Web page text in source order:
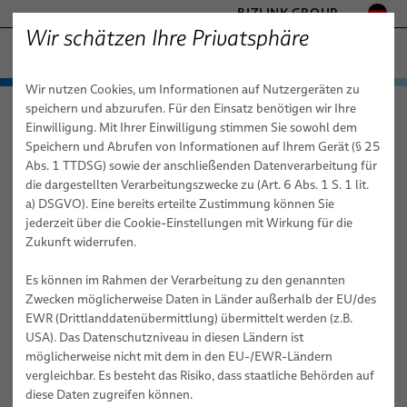
BIZLINK GROUP
− ENGINEERED SOLUTIONS
FABRIKAUTOMATION & MASCHINENBAU
MARINE
MOBILITÄT
HALBLEITERTECHNIK
TELECOM & NETWORKING
SILICONE CABLE SOLUTIONS
Produkte & Dienstleistungen
Medizinkabel
Kundenspezifische Kabelmeterware
Standard- & Spezial-Kupferkabel
Faser-Optik-Kabel
elocab Miniaturkabel
Flachkabel
elocab Endoskopiekabel
Patientenmonitoring-Kabel
Kabelsysteme für Medizintechnik
Kabelbäume & -systeme
Kundenspezifische Medizinkabel
Medizinische Einwegkabel
Kabel-Subsysteme
Umspritzte Stecker, Tüllen und Verzweigungen
elocab Endoskopie-Kabelsysteme
Medizintechnische Systeme
Medizinische Robotik
PULSAR® - modulare Plattform für medizinische Robotik
ORION Patientenpositioniersystem von BizLink
Dienstleistungen
Beratung, Engineering & Design
Build-to-Print
Systemtechnik / Baugruppenmontage
Individuelle Logistikkonzepte
Anwendungen
Diagnostische Bildgebung
Röntgen
Mammographie
Computertomographie
Magnetresonanztomographie (MRT)
Endoskopie
Inner Body
Gesundheitswesen Anwendungen Dentaltechnik
Dentaltechnik
Wir schätzen Ihre Privatsphäre
Wir nutzen Cookies, um Informationen auf Nutzergeräten zu
speichern und abzurufen. Für den Einsatz benötigen wir Ihre
Einwilligung. Mit Ihrer Einwilligung stimmen Sie sowohl dem
Speichern und Abrufen von Informationen auf Ihrem Gerät (§ 25
Abs. 1 TTDSG) sowie der anschließenden Datenverarbeitung für
die dargestellten Verarbeitungszwecke zu (Art. 6 Abs. 1 S. 1 lit.
a) DSGVO). Eine bereits erteilte Zustimmung können Sie
jederzeit über die Cookie-Einstellungen mit Wirkung für die
Zukunft widerrufen.
Es können im Rahmen der Verarbeitung zu den genannten
Zwecken möglicherweise Daten in Länder außerhalb der EU/des
EWR (Drittlanddatenübermittlung) übermittelt werden (z.B.
USA). Das Datenschutzniveau in diesen Ländern ist
möglicherweise nicht mit dem in den EU-/EWR-Ländern
vergleichbar. Es besteht das Risiko, dass staatliche Behörden auf
diese Daten zugreifen können.